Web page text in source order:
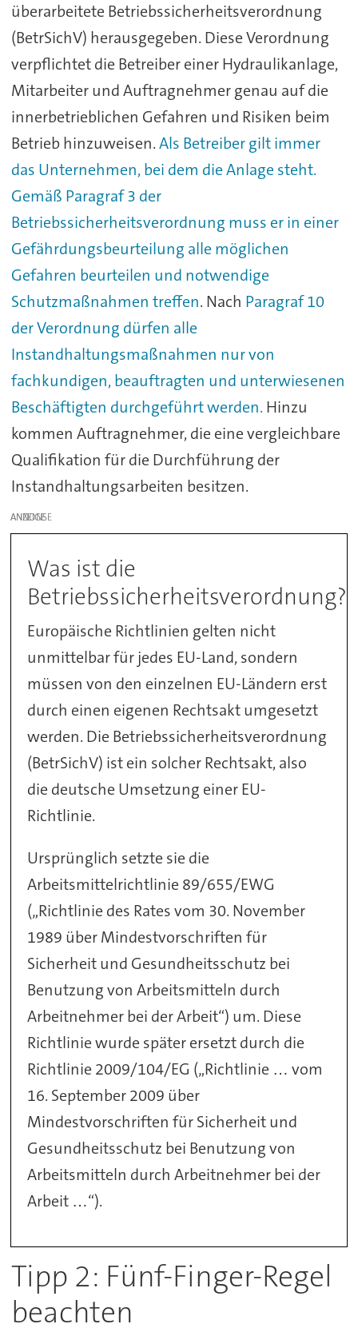
überarbeitete Betriebssicherheitsverordnung
(BetrSichV) herausgegeben. Diese Verordnung
verpflichtet die Betreiber einer Hydraulikanlage,
Mitarbeiter und Auftragnehmer genau auf die
innerbetrieblichen Gefahren und Risiken beim
Betrieb hinzuweisen.Als Betreiber gilt immer
das Unternehmen, bei dem die Anlage steht.
Gemäß Paragraf 3 der
Betriebssicherheitsverordnung muss er in einer
Gefährdungsbeurteilung alle möglichen
Gefahren beurteilen und notwendige
Schutzmaßnahmen treffen. Nach Paragraf 10
der Verordnung dürfen alle
Instandhaltungsmaßnahmen nur von
fachkundigen, beauftragten und unterwiesenen
Beschäftigten durchgeführt werden. Hinzu
kommen Auftragnehmer, die eine vergleichbare
Qualifikation für die Durchführung der
Instandhaltungsarbeiten besitzen.
ANZEIGE
Was ist die
Betriebssicherheitsverordnung?
Europäische Richtlinien gelten nicht
unmittelbar für jedes EU-Land, sondern
müssen von den einzelnen EU-Ländern erst
durch einen eigenen Rechtsakt umgesetzt
werden. Die Betriebssicherheitsverordnung
(BetrSichV) ist ein solcher Rechtsakt, also
die deutsche Umsetzung einer EU-
Richtlinie.
Ursprünglich setzte sie die
Arbeitsmittelrichtlinie 89/655/EWG
(„Richtlinie des Rates vom 30. November
1989 über Mindestvorschriften für
Sicherheit und Gesundheitsschutz bei
Benutzung von Arbeitsmitteln durch
Arbeitnehmer bei der Arbeit“) um. Diese
Richtlinie wurde später ersetzt durch die
Richtlinie 2009/104/EG („Richtlinie … vom
16. September 2009 über
Mindestvorschriften für Sicherheit und
Gesundheitsschutz bei Benutzung von
Arbeitsmitteln durch Arbeitnehmer bei der
Arbeit …“).
Tipp 2: Fünf-Finger-Regel
beachten